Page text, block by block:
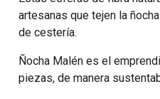
artesanas que tejen la
de cestería.
Ñocha Malén es el
piezas, de manera